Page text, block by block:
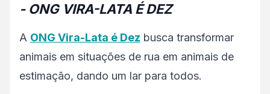
- ONG VIRA-LATA É DEZ
A ONG Vira-Lata é Dez busca transformar
animais em situações de rua em animais de
estimação, dando um lar para todos.